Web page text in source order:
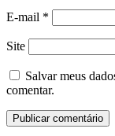
E-mail *
Site
Salvar meus
comentar.